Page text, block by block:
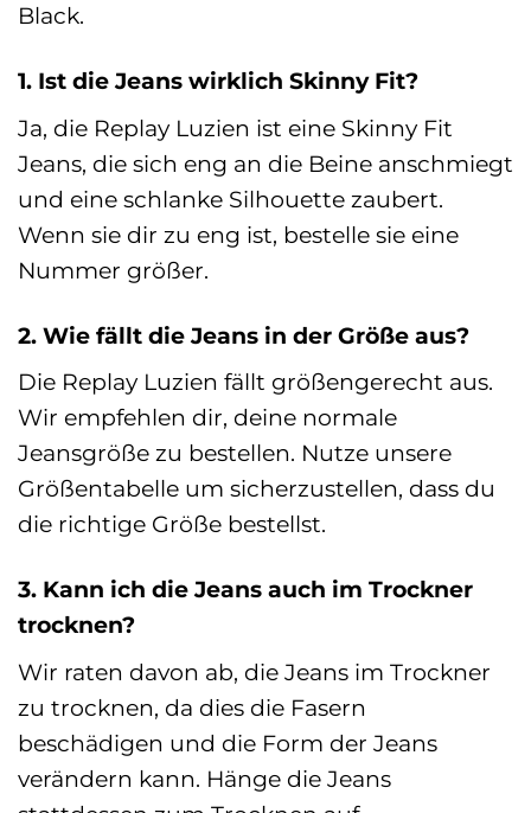
Black.
1. Ist die Jeans wirklich Skinny Fit?
Ja, die Replay Luzien ist eine Skinny Fit
Jeans, die sich eng an die Beine anschmiegt
und eine schlanke Silhouette zaubert.
Wenn sie dir zu eng ist, bestelle sie eine
Nummer größer.
2. Wie fällt die Jeans in der Größe aus?
Die Replay Luzien fällt größengerecht aus.
Wir empfehlen dir, deine normale
Jeansgröße zu bestellen. Nutze unsere
Größentabelle um sicherzustellen, dass du
die richtige Größe bestellst.
3. Kann ich die Jeans auch im Trockner
trocknen?
Wir raten davon ab, die Jeans im Trockner
zu trocknen, da dies die Fasern
beschädigen und die Form der Jeans
verändern kann. Hänge die Jeans